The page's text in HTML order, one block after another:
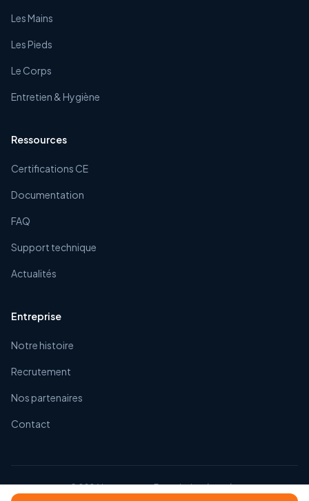
Les Mains
Les Pieds
Le Corps
Entretien & Hygiène
Ressources
Certifications CE
Documentation
FAQ
Support technique
Actualités
Entreprise
Notre histoire
Recrutement
Nos partenaires
Contact
©2026Impexacom. Tous droits réservés.